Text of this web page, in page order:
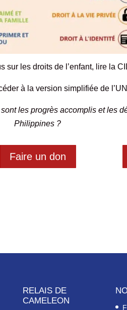
sur les droits de l’enfant, lire la
à laversion simplifiée de
les progrès accomplis et les
Philippines ?
Faire un don
RELAIS DE
CAMELEON